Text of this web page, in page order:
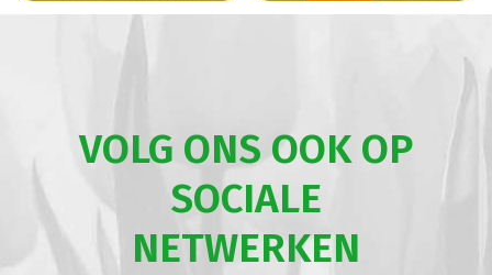
VOLG ONS OOK OP
SOCIALE
NETWERKEN